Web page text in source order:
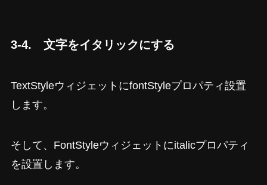
3-4. 文字をイタリックにする
TextStyleウィジェットにfontStyleプロパティ設置
します。
そして、FontStyleウィジェットにitalicプロパティ
を設置します。